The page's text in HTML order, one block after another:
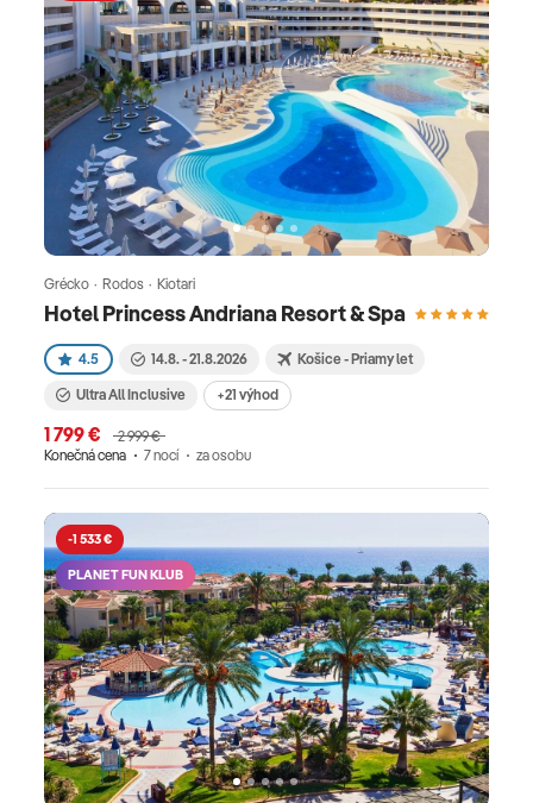
Hotel Princess Andriana Resort & Spa
Grécko · Rodos · Kiotari
4.5 14.8. - 21.8.2026 Košice - Priamy let
Ultra All Inclusive +21 výhod
1 799 €
2 999 €
Konečná cena
7 nocí za osobu
-1 533 €
PLANET FUN KLUB